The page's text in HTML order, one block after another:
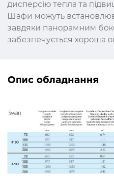
дисперсію тепла та
Шафи можуть
завдяки панорамним
забезпечується хороша
Опис обладнання